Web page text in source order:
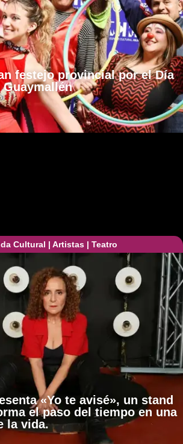
festejo provincial por el Día
Guaymallén
Cultural | Artistas | Teatro
«Yo te avisé», un stand
el paso del tiempo en una
la vida.